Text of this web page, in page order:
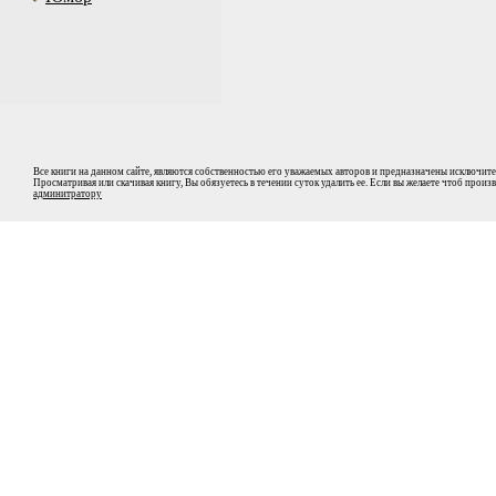
Все книги на данном сайте, являются собственностью его уважаемых авторов и предназначены
Просматривая или скачивая книгу, Вы обязуетесь в течении суток удалить ее. Если вы желаете чтоб
админитратору